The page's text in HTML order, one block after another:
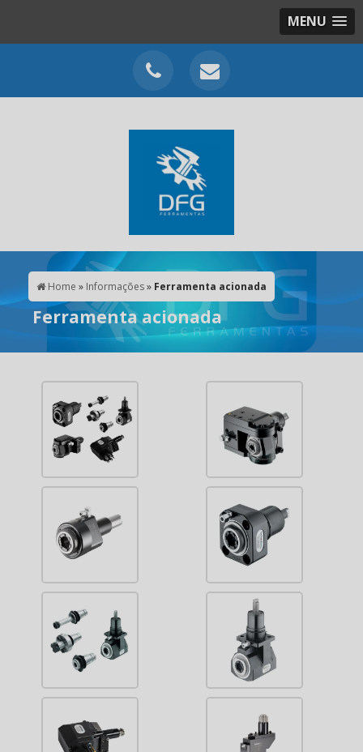
MENU
Home » Informações» Ferramenta acionada
Ferramenta acionada